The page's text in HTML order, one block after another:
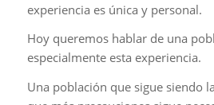
experiencia es única y personal.
Hoy queremos hablar de una
especialmente esta experiencia.
Una población que sigue siendo